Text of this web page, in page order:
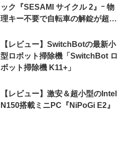
ック『SESAMI サイクル 2』ｰ 物
理キー不要で自転車の解錠が超簡
【レビュー】SwitchBotの最新小
型ロボット掃除機「SwitchBot ロ
ボット掃除機 K11+」
【レビュー】激安＆超小型のIntel
N150搭載ミニPC『NiPoGi E2』